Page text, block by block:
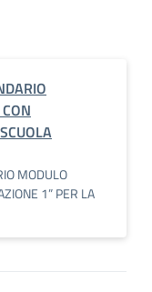
MODULO
1” PER LA